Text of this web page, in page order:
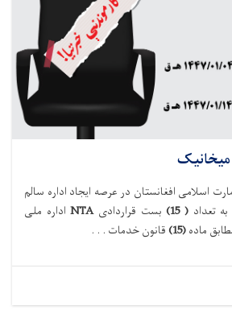
میخانیک
اسلامی افغانستان در عرصه ایجاد اداره سالم
تعداد(
15
) بست قراردادی NTA اداره ملی
ماده(15) قانون خدمات . . .